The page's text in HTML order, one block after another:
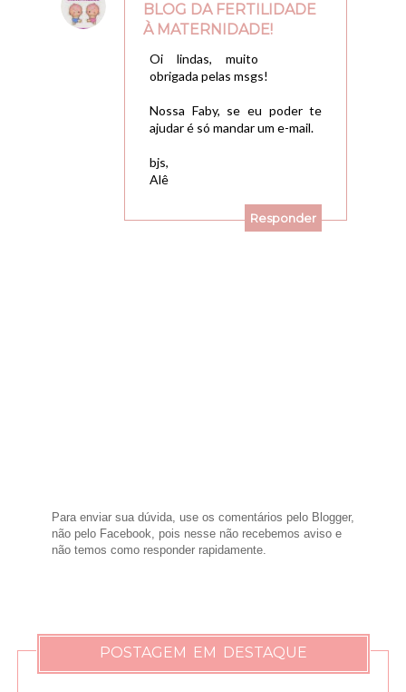
BLOG DA FERTILIDADE
À MATERNIDADE!
Oi lindas, muito
obrigada pelas msgs!
Nossa Faby, se eu poder te
ajudar é só mandar um e-mail.
bjs,
Alê
Responder
Para enviar sua dúvida, use os comentários pelo Blogger,
não pelo Facebook, pois nesse não recebemos aviso e
não temos como responder rapidamente.
POSTAGEM EM DESTAQUE